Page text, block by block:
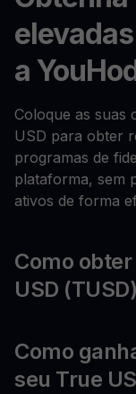
a
Coloque as suas
USD para obter
programas de
plataforma, sem
ativos de forma
Como
USD
Como
seu True